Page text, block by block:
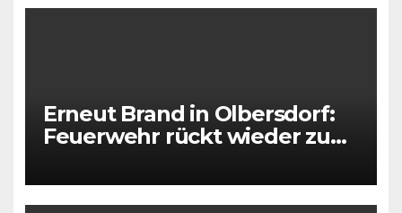
Erneut Brand in Olbersdorf:
Feuerwehr rückt wieder zu